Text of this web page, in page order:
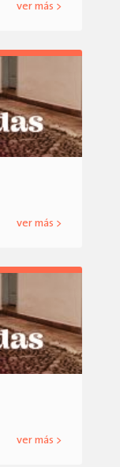
ver más >
ver más >
ver más >